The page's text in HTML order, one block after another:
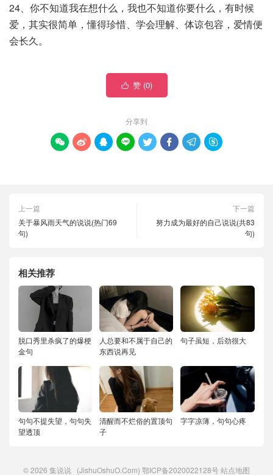
24、你不知道我在想什么，我也不知道你要什么，有时候
爱，其实很简单，懂得珍惜、学会理解、体谅包容，爱情便
会长久。
 赞 (0)
分享到
       
上一篇
关于暴风雨天气的说说(热门69
句)
下一篇
努力成为最好的自己说说(共83
句)
相关推荐
脱口秀里杀疯了的爆梗
金句
人总要和不属于自己的
东西说再见
句子虽短，后劲很大
句句不提失望，句句失
望透顶
清醒而不烂俗的置顶句
子
字字凉薄，句句心疼
© 2026 集说说 (JishuOshuO.Com) 鄂ICP备2020022128号站点地图